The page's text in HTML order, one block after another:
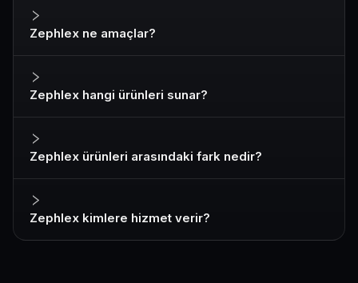
Zephlex ne amaçlar?
Zephlex hangi ürünleri sunar?
Zephlex ürünleri arasındaki fark nedir?
Zephlex kimlere hizmet verir?